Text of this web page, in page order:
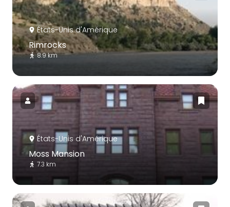
États-Unis d'Amérique
Rimrocks
8.9 km
États-Unis d'Amérique
Moss Mansion
7.3 km